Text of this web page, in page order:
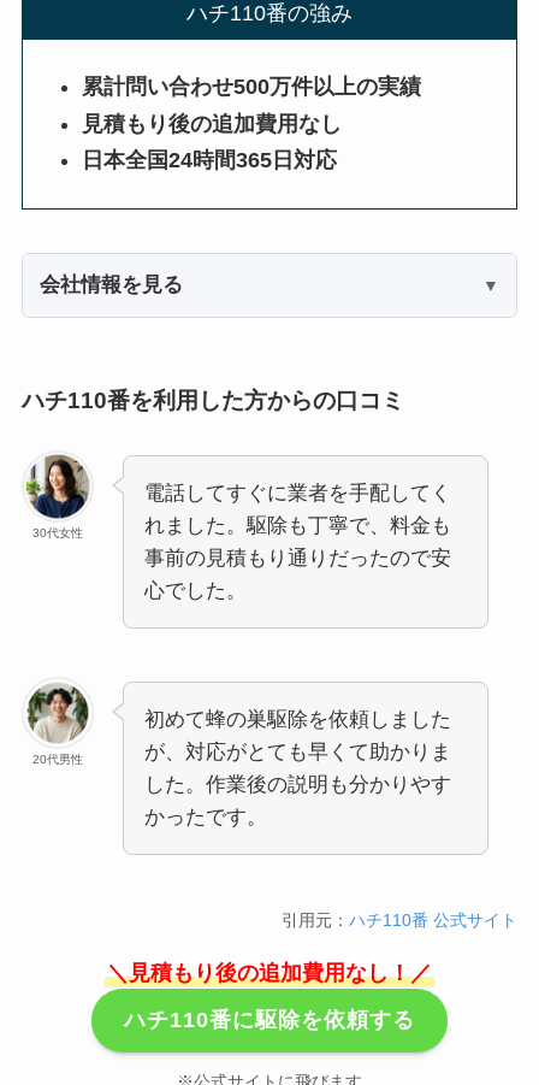
ハチ110番の強み
累計問い合わせ500万件以上の実績
見積もり後の追加費用なし
日本全国24時間365日対応
会社情報を見る
ハチ110番を利用した方からの口コミ
30代女性
電話してすぐに業者を手配してく
れました。駆除も丁寧で、料金も
事前の見積もり通りだったので安
心でした。
20代男性
初めて蜂の巣駆除を依頼しました
が、対応がとても早くて助かりま
した。作業後の説明も分かりやす
かったです。
引用元：ハチ110番 公式サイト
＼見積もり後の追加費用なし！／
ハチ110番に駆除を依頼する